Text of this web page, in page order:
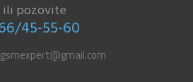
ili pozovite
45-55-60